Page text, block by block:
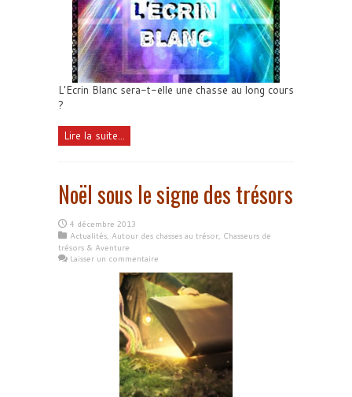
L'Ecrin Blanc sera-t-elle une chasse au long cours
?
Lire la suite...
Noël sous le signe des trésors
4 décembre 2013
Actualités, Autour des chasses au trésor, Chasseurs de
trésors & Aventure
Laisser un commentaire